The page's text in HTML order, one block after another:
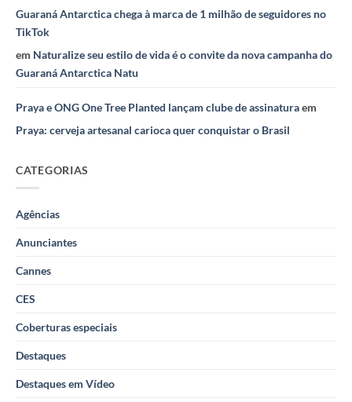
Guaraná Antarctica chega à marca de 1 milhão de seguidores no
TikTok
em Naturalize seu estilo de vida é o convite da nova campanha do
Guaraná Antarctica Natu
Praya e ONG One Tree Planted lançam clube de assinaturaem
Praya: cerveja artesanal carioca quer conquistar o Brasil
CATEGORIAS
Agências
Anunciantes
Cannes
CES
Coberturas especiais
Destaques
Destaques em Vídeo